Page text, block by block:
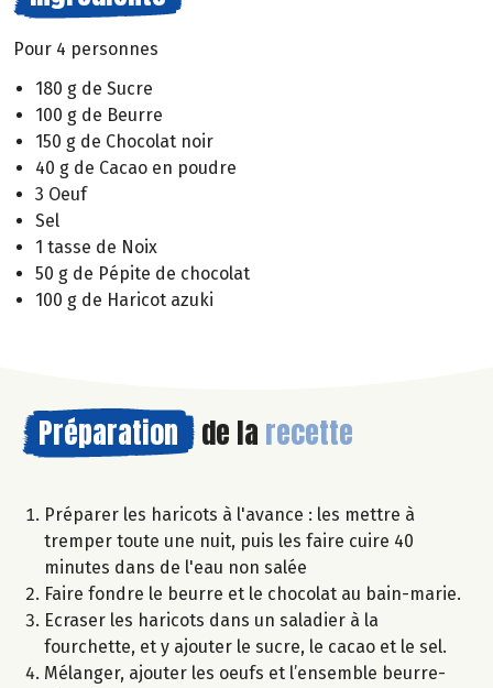
Pour 4 personnes
180 g de Sucre
100 g de Beurre
150 g de Chocolat noir
40 g de Cacao en poudre
3 Oeuf
Sel
1 tasse de Noix
50 g de Pépite de chocolat
100 g de Haricot azuki
Préparation de la recette
Préparer les haricots à l'avance : les mettre à
tremper toute une nuit, puis les faire cuire 40
minutes dans de l'eau non salée
Faire fondre le beurre et le chocolat au bain-marie.
Ecraser les haricots dans un saladier à la
fourchette, et y ajouter le sucre, le cacao et le sel.
Mélanger, ajouter les oeufs et l’ensemble beurre-